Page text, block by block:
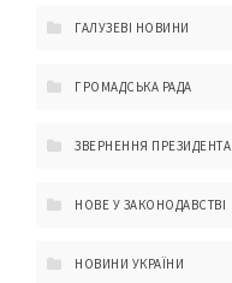
ГАЛУЗЕВІ НОВИНИ
ГРОМАДСЬКА РАДА
ЗВЕРНЕННЯ ПРЕЗИДЕНТА
НОВЕ У ЗАКОНОДАВСТВІ
НОВИНИ УКРАЇНИ